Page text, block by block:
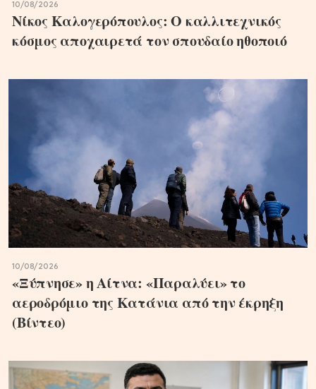
10/08/2026
Νίκος Καλογερόπουλος: Ο καλλιτεχνικός
κόσμος αποχαιρετά τον σπουδαίο ηθοποιό
10/08/2026
«Ξύπνησε» η Αίτνα: «Παραλύει» το
αεροδρόμιο της Κατάνια από την έκρηξη
(Βίντεο)